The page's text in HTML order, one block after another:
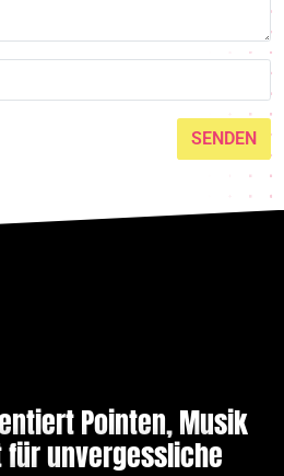
SENDEN
Pointen, Musik
für unvergessliche